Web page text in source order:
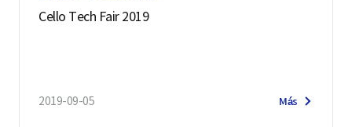
Cello Tech Fair 2019
2019-09-05 Más